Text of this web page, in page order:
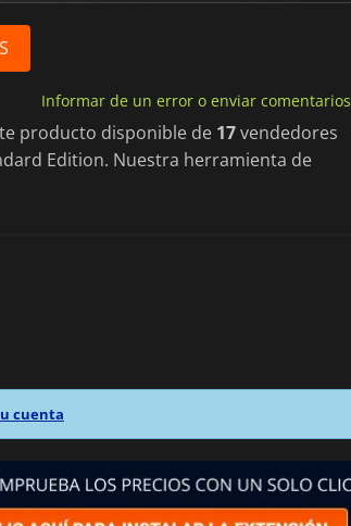
Informar de un error o enviar comentarios
producto disponible de 17vendedores
Edition. Nuestra herramienta de
cuenta